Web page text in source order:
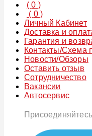
(0 )
( 0)
Личный Кабинет
Доставка и
Гарантия и
Контакты/Схема
Новости/Обзоры
Оставить отзыв
Сотрудничество
Вакансии
Автосервис